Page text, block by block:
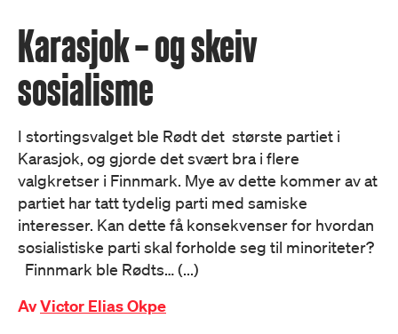
Karasjok – og skeiv
sosialisme
I stortingsvalget ble Rødt det største partiet i
Karasjok, og gjorde det svært bra i flere
valgkretser i Finnmark. Mye av dette kommer av at
partiet har tatt tydelig parti med samiske
interesser. Kan dette få konsekvenser for hvordan
sosialistiske parti skal forholde seg til minoriteter?
Finnmark ble Rødts… (...)
AvVictor Elias Okpe